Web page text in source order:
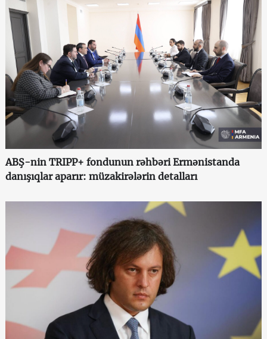
ABŞ-nin TRIPP+ fondunun rəhbəri Ermənistanda
danışıqlar aparır: müzakirələrin detalları